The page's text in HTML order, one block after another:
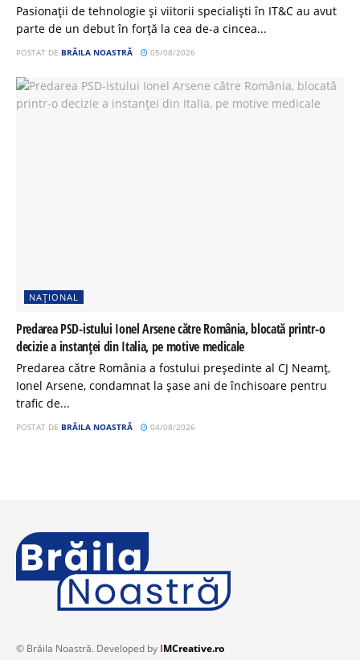
Pasionații de tehnologie și viitorii specialiști în IT&C au avut
parte de un debut în forță la cea de-a cincea...
POSTAT DE BRĂILA NOASTRĂ 05/08/2026
NAȚIONAL
Predarea PSD-istului Ionel Arsene către România, blocată printr-o
decizie a instanței din Italia, pe motive medicale
Predarea către România a fostului președinte al CJ Neamț,
Ionel Arsene, condamnat la șase ani de închisoare pentru
trafic de...
POSTAT DE BRĂILA NOASTRĂ 04/08/2026
© Brăila Noastră. Developed by IMCreative.ro